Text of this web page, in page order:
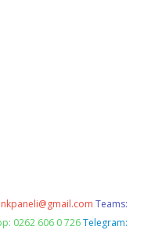
Teams:
0262 606 0 726 Telegram: